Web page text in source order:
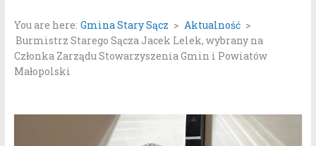
Gminy
Stary
Sącz
You are here: Gmina Stary Sącz > Aktualność >
Burmistrz Starego Sącza Jacek Lelek, wybrany na
Członka Zarządu Stowarzyszenia Gmin i Powiatów
Małopolski